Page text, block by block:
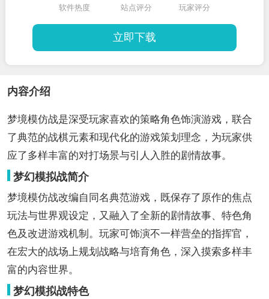
软件热度 站点评分 玩家评分
立即下载
内容介绍
梦境模仿战是深受玩家喜欢的策略角色饰演游戏，联合
了典范的战棋元素和现代化的游戏策划理念，为玩家供
应了多样丰富的对打场景与引人入胜的剧情故事。
梦幻模拟战简介
梦境模仿战改编自同名典范游戏，既保存了原作的焦点
玩法与世界观设定，又融入了全新的剧情故事、特色角
色及改进游戏机制。玩家可饰演不一样营垒的指挥官，
在宏大的战场上规划战略与培育角色，深入摸索多样丰
富的内容世界。
梦幻模拟战特色